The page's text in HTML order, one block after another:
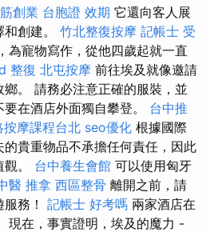
創業 台胞證 效期 它還向客人展
創建。 竹北整復按摩 記帳士 受
為寵物寫作，從他四歲起就一直
整復 北屯按摩 前往埃及就像邀請
。 請務必注意正確的服裝，並
在酒店外面獨自攀登。 台中推
按摩課程台北 seo優化 根據國際
貴重物品不承擔任何責任，因此
。 台中養生會館 可以使用匈牙
醫 推拿 西區整骨 離開之前，請
務！ 記帳士 好考嗎 兩家酒店在
現在，事實證明，埃及的魔力 -